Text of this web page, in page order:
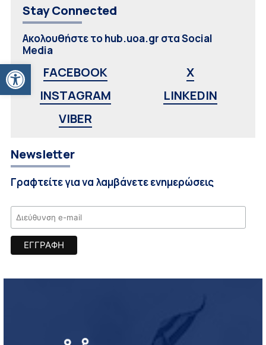
Ανοίξτε τη γραμμή εργαλείων
Stay Connected
Ακολουθήστε το hub.uoa.gr στα Social
Media
FACEBOOK
X
INSTAGRAM
LINKEDIN
VIBER
Newsletter
Γραφτείτε για να λαμβάνετε ενημερώσεις